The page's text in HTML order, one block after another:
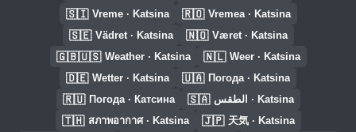
🇸🇮 Vreme · Katsina 🇷🇴 Vremea · Katsina
🇸🇪 Vädret · Katsina 🇳🇴 Været · Katsina
🇬🇧🇺🇸 Weather · Katsina 🇳🇱 Weer · Katsina
🇩🇪 Wetter · Katsina 🇺🇦 Погода · Katsina
🇷🇺 Погода · Катсина 🇸🇦 الطقس · Katsina
🇹🇭 สภาพอากาศ · Katsina 🇯🇵 天気 · Katsina